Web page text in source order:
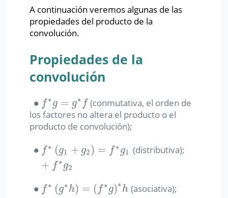
A continuación veremos algunas de las
propiedades del producto de la
convolución.
Propiedades de la
convolución
∙
∙ f ∗g = g∗ f
f∗g=g∗f
(conmutativa, el orden de
los factores no altera el producto o el
producto de convolución);
∙
∙ f ∗ (g1 + g2 ) = f ∗g1
+ f ∗g2
f∗ g1+ g2 =f∗ g1 +f∗g2 (distributiva);
∙
∙ f ∗ (g∗h) = ( f ∗g)∗h
f∗ g∗h)= f∗ g) ∗h (asociativa);